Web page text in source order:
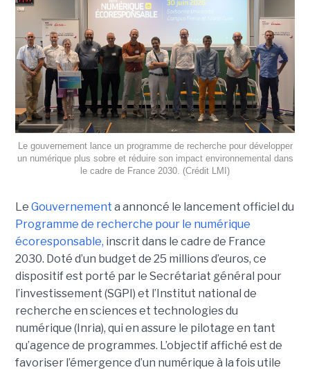
Le gouvernement lance un programme de recherche pour développer
un numérique plus sobre et réduire son impact environnemental dans
le cadre de France 2030. (Crédit LMI)
Le Gouvernement a annoncé le lancement officiel du
Programme de recherche pour le numérique
écoresponsable, inscrit dans le cadre de France
2030. Doté d’un budget de 25 millions d’euros, ce
dispositif est porté par le Secrétariat général pour
l’investissement (SGPI) et l’Institut national de
recherche en sciences et technologies du
numérique (Inria), qui en assure le pilotage en tant
qu’agence de programmes. L’objectif affiché est de
favoriser l’émergence d’un numérique à la fois utile